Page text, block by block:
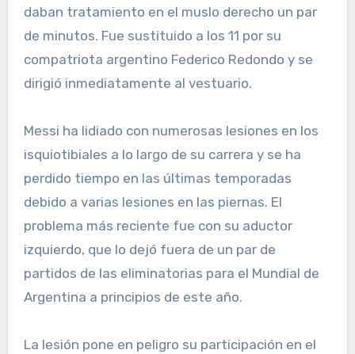
daban tratamiento en el muslo derecho un par
de minutos. Fue sustituido a los 11 por su
compatriota argentino Federico Redondo y se
dirigió inmediatamente al vestuario.
Messi ha lidiado con numerosas lesiones en los
isquiotibiales a lo largo de su carrera y se ha
perdido tiempo en las últimas temporadas
debido a varias lesiones en las piernas. El
problema más reciente fue con su aductor
izquierdo, que lo dejó fuera de un par de
partidos de las eliminatorias para el Mundial de
Argentina a principios de este año.
La lesión pone en peligro su participación en el